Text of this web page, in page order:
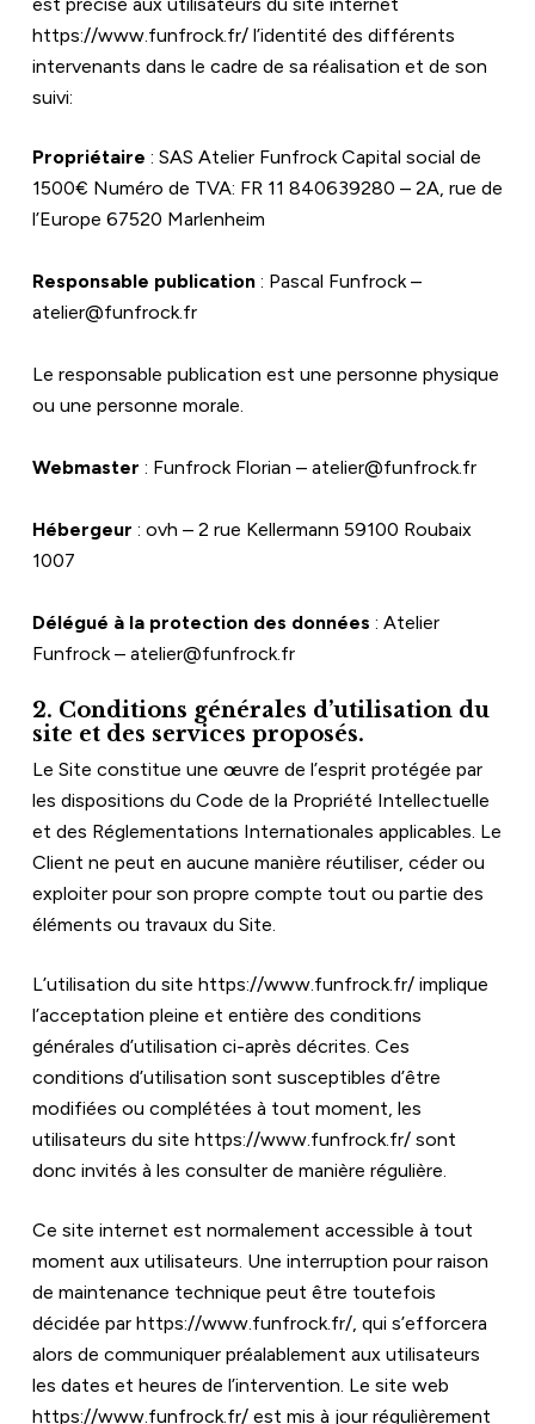
https://www.funfrock.fr/ l’identité des différents
intervenants dans le cadre de sa réalisation et de son
suivi:
Propriétaire : SAS Atelier Funfrock Capital social de
1500€ Numéro de TVA: FR 11 840639280 – 2A, rue de
l’Europe 67520 Marlenheim
Responsable publication : Pascal Funfrock –
atelier@funfrock.fr
Le responsable publication est une personne physique
ou une personne morale.
Webmaster : Funfrock Florian – atelier@funfrock.fr
Hébergeur : ovh – 2 rue Kellermann 59100 Roubaix
1007
Délégué à la protection des données : Atelier
Funfrock – atelier@funfrock.fr
2. Conditions générales d’utilisation du
site et des services proposés.
Le Site constitue une œuvre de l’esprit protégée par
les dispositions du Code de la Propriété Intellectuelle
et des Réglementations Internationales applicables. Le
Client ne peut en aucune manière réutiliser, céder ou
exploiter pour son propre compte tout ou partie des
éléments ou travaux du Site.
L’utilisation du site https://www.funfrock.fr/ implique
l’acceptation pleine et entière des conditions
générales d’utilisation ci-après décrites. Ces
conditions d’utilisation sont susceptibles d’être
modifiées ou complétées à tout moment, les
utilisateurs du site https://www.funfrock.fr/ sont
donc invités à les consulter de manière régulière.
Ce site internet est normalement accessible à tout
moment aux utilisateurs. Une interruption pour raison
de maintenance technique peut être toutefois
décidée par https://www.funfrock.fr/, qui s’efforcera
alors de communiquer préalablement aux utilisateurs
https://www.funfrock.fr/ est mis à jour régulièrement